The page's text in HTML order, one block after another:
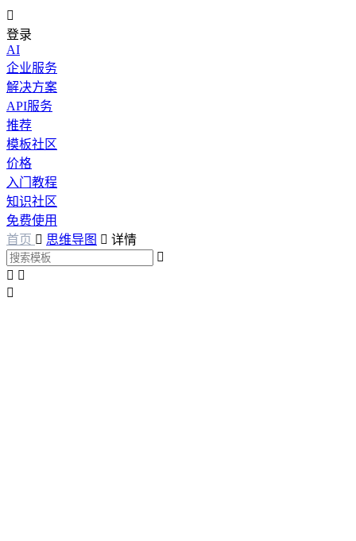

登录
AI
企业服务
解决方案
API服务
推荐
模板社区
价格
入门教程
知识社区
免费使用
首页  思维导图  详情

 
